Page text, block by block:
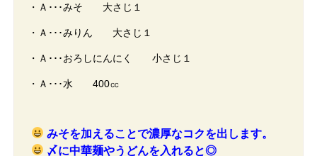
・Ａ･･･みそ 大さじ１
・Ａ･･･みりん 大さじ１
・Ａ･･･おろしにんにく 小さじ１
・Ａ･･･水 400㏄
みそを加えることで濃厚なコクを出します。
〆に中華麺やうどんを入れると◎